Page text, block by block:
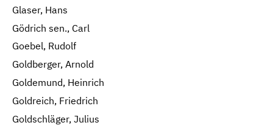
Glaser, Hans
Gödrich sen., Carl
Goebel, Rudolf
Goldberger, Arnold
Goldemund, Heinrich
Goldreich, Friedrich
Goldschläger, Julius